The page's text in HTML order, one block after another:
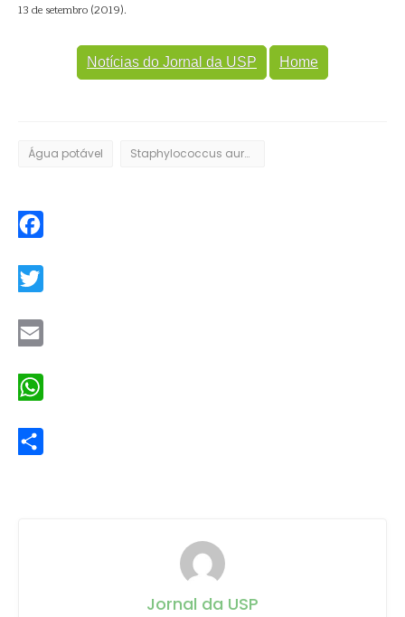
13 de setembro (2019).
Notícias do Jornal da USP Home
Água potável Staphylococcus aureus
Jornal da USP